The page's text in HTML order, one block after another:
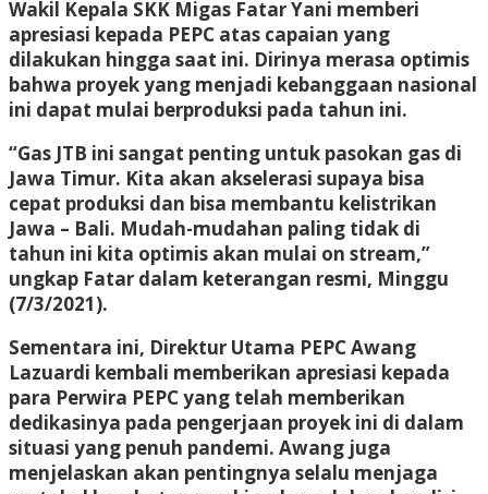
Wakil Kepala SKK Migas Fatar Yani memberi
apresiasi kepada PEPC atas capaian yang
dilakukan hingga saat ini. Dirinya merasa optimis
bahwa proyek yang menjadi kebanggaan nasional
ini dapat mulai berproduksi pada tahun ini.
“Gas JTB ini sangat penting untuk pasokan gas di
Jawa Timur. Kita akan akselerasi supaya bisa
cepat produksi dan bisa membantu kelistrikan
Jawa – Bali. Mudah-mudahan paling tidak di
tahun ini kita optimis akan mulai on stream,”
ungkap Fatar dalam keterangan resmi, Minggu
(7/3/2021).
Sementara ini, Direktur Utama PEPC Awang
Lazuardi kembali memberikan apresiasi kepada
para Perwira PEPC yang telah memberikan
dedikasinya pada pengerjaan proyek ini di dalam
situasi yang penuh pandemi. Awang juga
menjelaskan akan pentingnya selalu menjaga